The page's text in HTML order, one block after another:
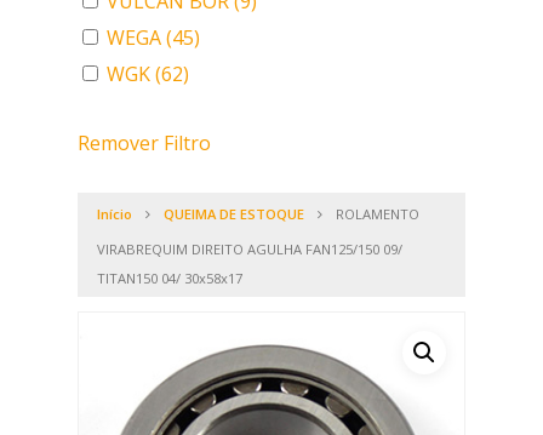
WEGA(45)
WGK(62)
Remover Filtro
Início QUEIMA DE ESTOQUE
ROLAMENTO
VIRABREQUIM DIREITO AGULHA FAN125/150 09/
TITAN150 04/ 30x58x17